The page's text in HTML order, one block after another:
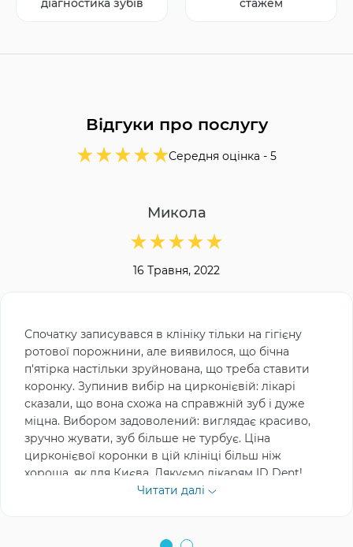
діагностика зубів стажем
Відгуки про послугу
Середня оцінка - 5
Микола
16 Травня, 2022
Спочатку записувався в клініку тільки на гігієну
ротової порожнини, але виявилося, що бічна
п'ятірка настільки зруйнована, що треба ставити
коронку. Зупинив вибір на цирконієвій: лікарі
сказали, що вона схожа на справжній зуб і дуже
міцна. Вибором задоволений: виглядає красиво,
зручно жувати, зуб більше не турбує. Ціна
цирконієвої коронки в цій клініці більш ніж
хороша, як для Києва. Дякуємо лікарям ID Dent!
Читати далі